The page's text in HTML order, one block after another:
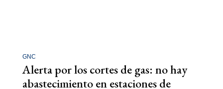
GNC
Alerta por los cortes de gas: no hay
abastecimiento en estaciones de